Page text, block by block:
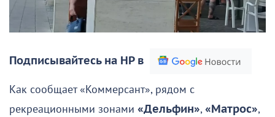
Подписывайтесь на НР в
Как сообщает «Коммерсант», рядом с
рекреационными зонами «Дельфин»,«Матрос»,